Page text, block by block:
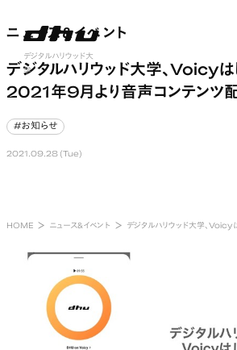
デジタルハリウッド大
学
open
ニュース&イベント
デジタルハリウッド大学、Voicyはじ
2021年9月より音声コンテンツ
#お知らせ
2021.09.28 (Tue)
HOME ニュース&イベント デジタルハリウッド大学、Voicyはじめまし